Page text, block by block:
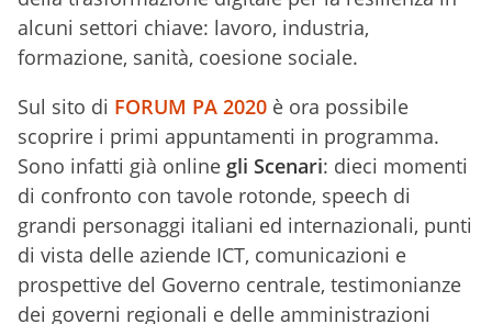
alcuni settori chiave: lavoro, industria,
formazione, sanità, coesione sociale.
Sul sito di FORUM PA 2020 è ora possibile
scoprire i primi appuntamenti in programma.
Sono infatti già online gli Scenari: dieci momenti
di confronto con tavole rotonde, speech di
grandi personaggi italiani ed internazionali, punti
di vista delle aziende ICT, comunicazioni e
prospettive del Governo centrale, testimonianze
dei governi regionali e delle amministrazioni